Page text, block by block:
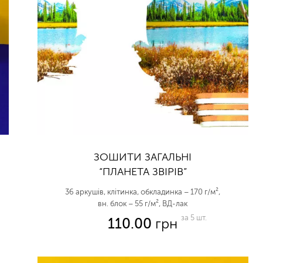
ЗОШИТИ ЗАГАЛЬНІ
“ПЛАНЕТА ЗВІРІВ”
36 аркушів, клітинка, обкладинка – 170 г/м²,
вн. блок – 55 г/м², ВД-лак
110.00 грн за 5 шт.